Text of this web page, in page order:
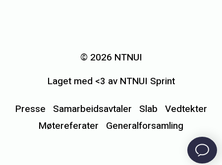
© 2026 NTNUI
Laget med <3 av NTNUI Sprint
Presse Samarbeidsavtaler Slab Vedtekter
Møtereferater
Generalforsamling